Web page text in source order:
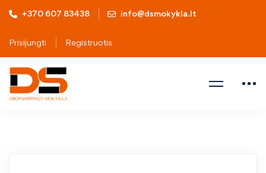
+370 607 83438 info@dsmokykla.lt
Prisijungti Registruotis